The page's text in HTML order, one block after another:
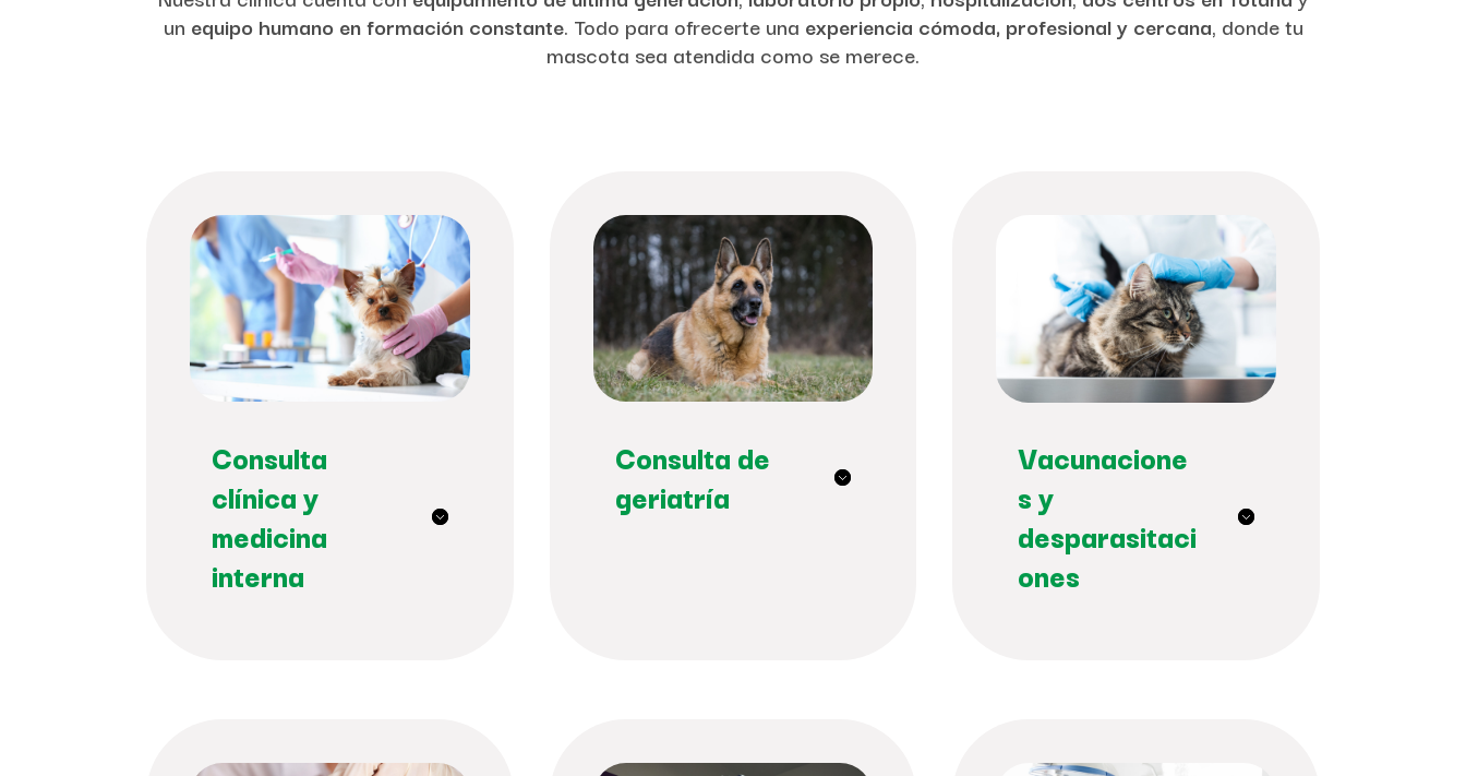
un equipo humano en formación constante. Todo para ofrecerte una experiencia cómoda, profesional y cercana, donde tu
mascota sea atendida como se merece.
Consulta
clínica y
medicina
interna
Consulta de
geriatría
Vacunacione
s y
desparasitaci
ones